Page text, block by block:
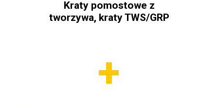
Kraty pomostowe z
tworzywa, kraty TWS/GRP